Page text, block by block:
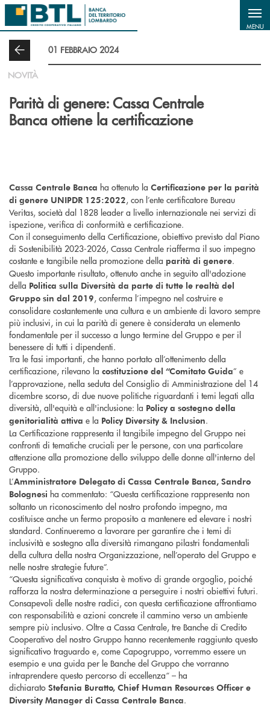
Salta al contenuto principale
MENU
01 FEBBRAIO 2024
NOVITÀ
Parità di genere: Cassa Centrale
Banca ottiene la certificazione
Cassa Centrale Banca ha ottenuto la Certificazione per la parità
di genere UNIPDR 125:2022, con l’ente certificatore Bureau
Veritas, società dal 1828 leader a livello internazionale nei servizi di
ispezione, verifica di conformità e certificazione.
Con il conseguimento della Certificazione, obiettivo previsto dal Piano
di Sostenibilità 2023-2026, Cassa Centrale riafferma il suo impegno
costante e tangibile nella promozione della parità di genere.
Questo importante risultato, ottenuto anche in seguito all'adozione
della Politica sulla Diversità da parte di tutte le realtà del
Gruppo sin dal 2019, conferma l’impegno nel costruire e
consolidare costantemente una cultura e un ambiente di lavoro sempre
più inclusivi, in cui la parità di genere è considerata un elemento
fondamentale per il successo a lungo termine del Gruppo e per il
benessere di tutti i dipendenti.
Tra le fasi importanti, che hanno portato all’ottenimento della
certificazione, rilevano la costituzione del “Comitato Guida” e
l’approvazione, nella seduta del Consiglio di Amministrazione del 14
dicembre scorso, di due nuove politiche riguardanti i temi legati alla
diversità, all'equità e all'inclusione: la Policy a sostegno della
genitorialità attiva e la Policy Diversity & Inclusion.
La Certificazione rappresenta il tangibile impegno del Gruppo nei
confronti di tematiche cruciali per le persone, con una particolare
attenzione alla promozione dello sviluppo delle donne all'interno del
Gruppo.
L’Amministratore Delegato di Cassa Centrale Banca, Sandro
Bolognesi ha commentato: “Questa certificazione rappresenta non
soltanto un riconoscimento del nostro profondo impegno, ma
costituisce anche un fermo proposito a mantenere ed elevare i nostri
standard. Continueremo a lavorare per garantire che i temi di
inclusività e sostegno alla diversità rimangano pilastri fondamentali
della cultura della nostra Organizzazione, nell’operato del Gruppo e
nelle nostre strategie future”.
“Questa significativa conquista è motivo di grande orgoglio, poiché
rafforza la nostra determinazione a perseguire i nostri obiettivi futuri.
Consapevoli delle nostre radici, con questa certificazione affrontiamo
con responsabilità e azioni concrete il cammino verso un ambiente
sempre più inclusivo. Oltre a Cassa Centrale, tre Banche di Credito
Cooperativo del nostro Gruppo hanno recentemente raggiunto questo
significativo traguardo e, come Capogruppo, vorremmo essere un
esempio e una guida per le Banche del Gruppo che vorranno
intraprendere questo percorso di eccellenza“ – ha
dichiarato Stefania Buratto, Chief Human Resources Officer e
Diversity Manager di Cassa Centrale Banca.